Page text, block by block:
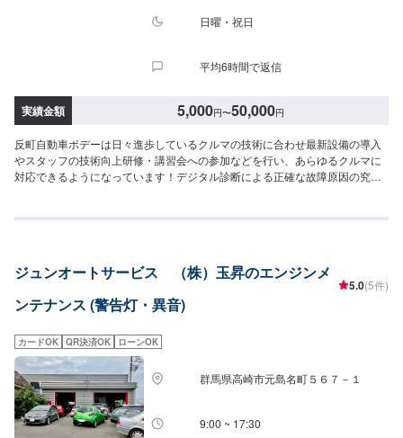
日曜・祝日
平均6時間で返信
実績金額 5,000円〜50,000円
反町自動車ボデーは日々進歩しているクルマの技術に合わせ最新設備の導入
やスタッフの技術向上研修・講習会への参加などを行い、あらゆるクルマに
対応できるようになっています！デジタル診断による正確な故障原因の究明
備士による点検・メンテナンス、クルマのパーツ交換や取り付け・カスタム
---------------------------【1】オファーにてお問い合わせ【2】お見積り【3】お
見積りにご納得いただければ作業開始【4】仕上がり次第納車〈納期につい
て〉通常2~3日程度で納車いたします！車種や状態などにより作業内容が異
て〉無料の代車ご用意しております！愛車の作業中は代車をご利用くださ
い！※代車の燃料代はお客様にご負担いただいております。【定休日・営業時
間】定休日：不定休営業時間：9:00~18:00
ジュンオートサービス （株）玉昇のエンジンメ
ンテナンス (警告灯・異音)
5.0(5件)
カードOK QR決済OK ローンOK
群馬県高崎市元島名町５６７－１
9:00 ~ 17:30